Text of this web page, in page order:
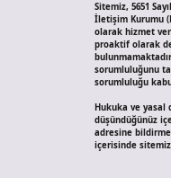
Sitemiz, 5651
İletişim Kurumu
olarak hizmet
proaktif olarak
sorumluluğunu
sorumluluğu
Hukuka ve yasal
düşündüğünüz
adresine
içerisinde